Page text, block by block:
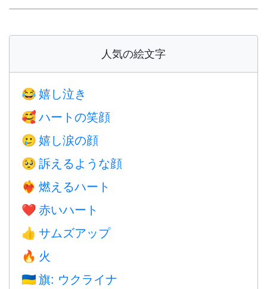
人気の絵文字
😂 嬉し泣き
🥰 ハートの笑顔
🥲 嬉し涙の顔
🥺 訴えるような顔
❤️‍🔥 燃えるハート
❤️ 赤いハート
👍 サムズアップ
🔥 火
🇺🇦 旗: ウクライナ